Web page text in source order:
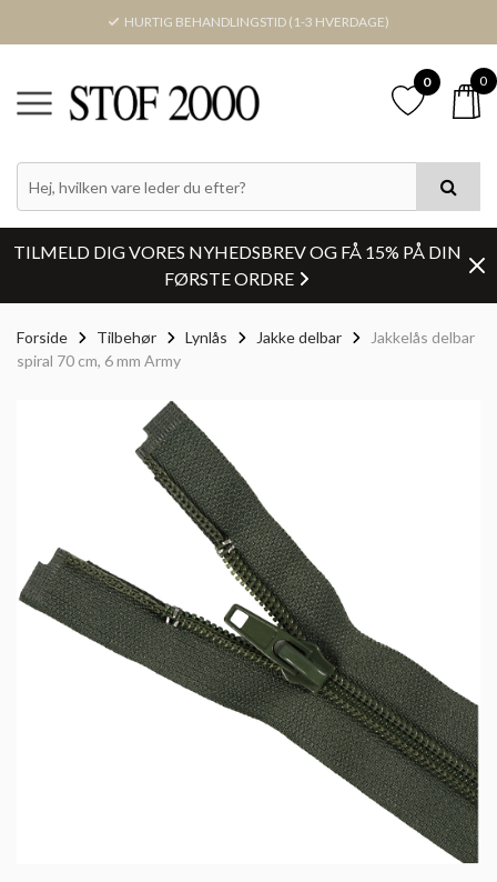
HURTIG BEHANDLINGSTID (1-3 HVERDAGE)
0 0
TILMELD DIG VORES NYHEDSBREV OG FÅ 15% PÅ DIN
FØRSTE ORDRE
Forside Tilbehør Lynlås Jakke delbar
Jakkelås delbar
spiral 70 cm, 6 mm Army